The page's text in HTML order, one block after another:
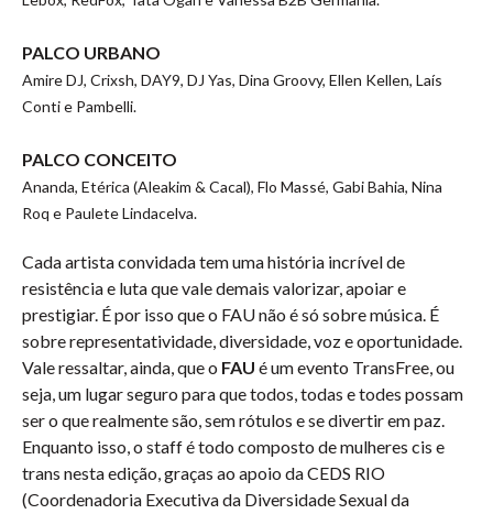
PALCO URBANO
Amire DJ, Crixsh, DAY9, DJ Yas, Dina Groovy, Ellen Kellen, Laís
Conti e Pambelli.
PALCO CONCEITO
Ananda, Etérica (Aleakim & Cacal), Flo Massé, Gabi Bahia, Nina
Roq e Paulete Lindacelva.
Cada artista convidada tem uma história incrível de
resistência e luta que vale demais valorizar, apoiar e
prestigiar. É por isso que o FAU não é só sobre música. É
sobre representatividade, diversidade, voz e oportunidade.
Vale ressaltar, ainda, que o FAU é um evento TransFree, ou
seja, um lugar seguro para que todos, todas e todes possam
ser o que realmente são, sem rótulos e se divertir em paz.
Enquanto isso, o staff é todo composto de mulheres cis e
trans nesta edição, graças ao apoio da CEDS RIO
(Coordenadoria Executiva da Diversidade Sexual da